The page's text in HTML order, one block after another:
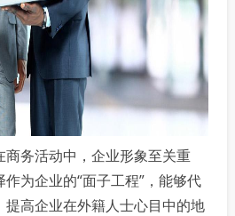
务活动中，企业形象至关重
为企业的“面子工程”，能够代
高企业在外籍人士心目中的地